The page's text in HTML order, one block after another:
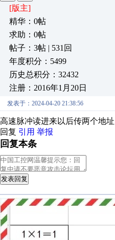
[版主]
精华：0帖
求助：0帖
帖子：3帖 | 531回
年度积分：5499
历史总积分：32432
注册：2016年1月20日
发表于：2024-04-20 21:38:56
高速脉冲读进来以后传两个地
回复 引用 举报
回复本条
发表回复